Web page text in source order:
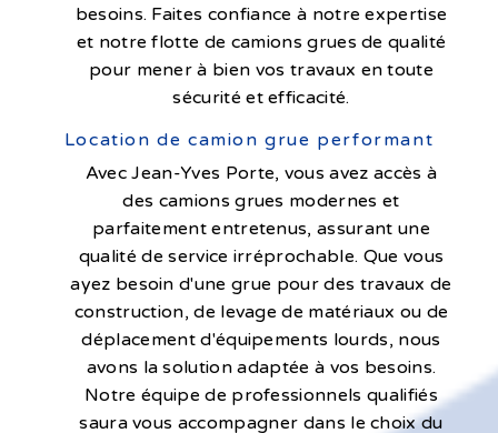
besoins. Faites confiance à notre expertise
et notre flotte de camions grues de qualité
pour mener à bien vos travaux en toute
sécurité et efficacité.
Location de camion grue performant
Avec Jean-Yves Porte, vous avez accès à
des camions grues modernes et
parfaitement entretenus, assurant une
qualité de service irréprochable. Que vous
ayez besoin d'une grue pour des travaux de
construction, de levage de matériaux ou de
déplacement d'équipements lourds, nous
avons la solution adaptée à vos besoins.
Notre équipe de professionnels qualifiés
saura vous accompagner dans le choix du